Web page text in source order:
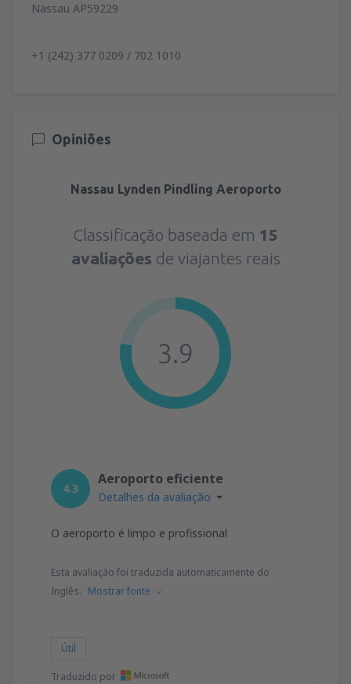
Nassau AP59229
+1 (242) 377 0209 / 702 1010
Opiniões
Nassau Lynden Pindling Aeroporto
Classificação baseada em 15
avaliações de viajantes reais
3.9
4.3
Aeroporto eficiente
Detalhes da avaliação
O aeroporto é limpo e profissional
Esta avaliação foi traduzida automaticamente do
Inglês. Mostrar fonte
Útil
Traduzido por